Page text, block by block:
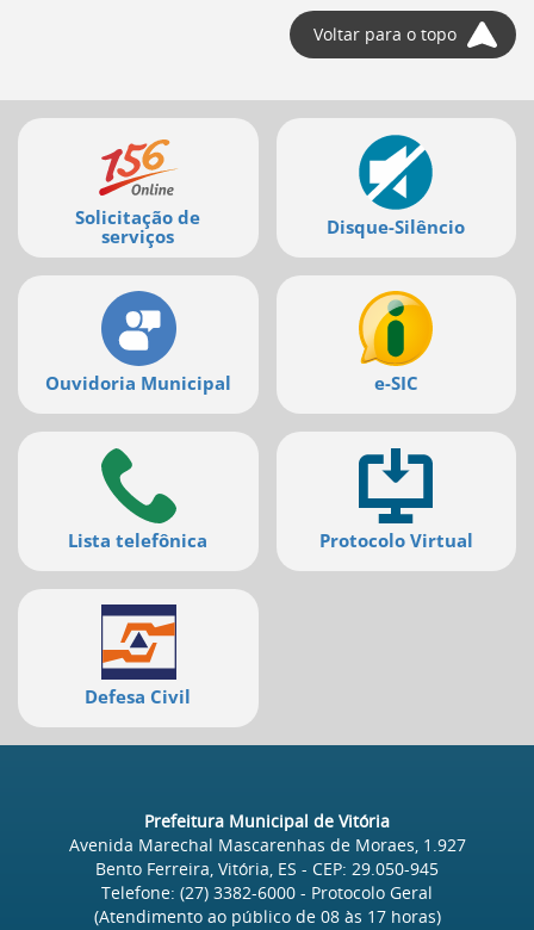
Voltar para o topo
Mais
serviços
Solicitação de
serviços
Disque-Silêncio
Ouvidoria Municipal e-SIC
Lista telefônica Protocolo Virtual
Defesa Civil
Prefeitura Municipal de Vitória
Avenida Marechal Mascarenhas de Moraes, 1.927
Bento Ferreira, Vitória, ES - CEP: 29.050-945
Telefone: (27) 3382-6000 - Protocolo Geral
(Atendimento ao público de 08às 17horas)